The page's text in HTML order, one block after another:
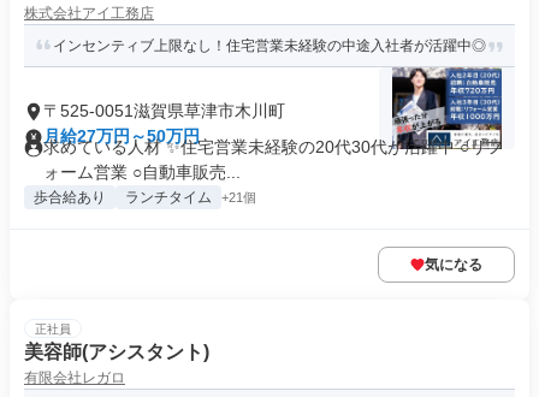
株式会社アイ工務店
インセンティブ上限なし！住宅営業未経験の中途入社者が活躍中◎
〒525-0051滋賀県草津市木川町
月給27万円～50万円
求めている人材 ✨住宅営業未経験の20代30代が活躍中 ○リフ
ォーム営業 ○自動車販売...
歩合給あり ランチタイム +21個
気になる
正社員
美容師(アシスタント)
有限会社レガロ